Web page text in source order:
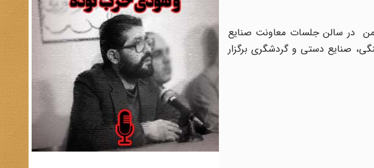
در سالن جلسات معاونت صنایع
واقع در ساختمان شماره 1 سازمان میراث فرهنگی، صنایع دستی و گردشگری برگزار